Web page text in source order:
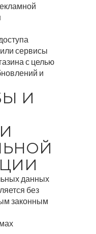
сервисы
с целью
и
И
данных
без
законным